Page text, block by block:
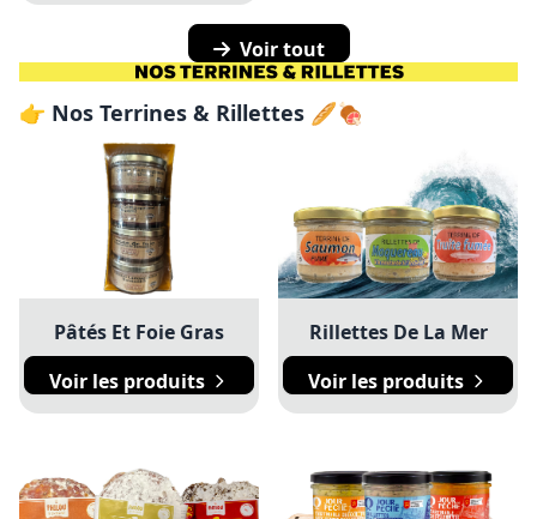
Voir tout
👉 Nos Terrines & Rillettes 🥖🍖
Pâtés Et Foie Gras
Voir les produits
Rillettes De La Mer
Voir les produits